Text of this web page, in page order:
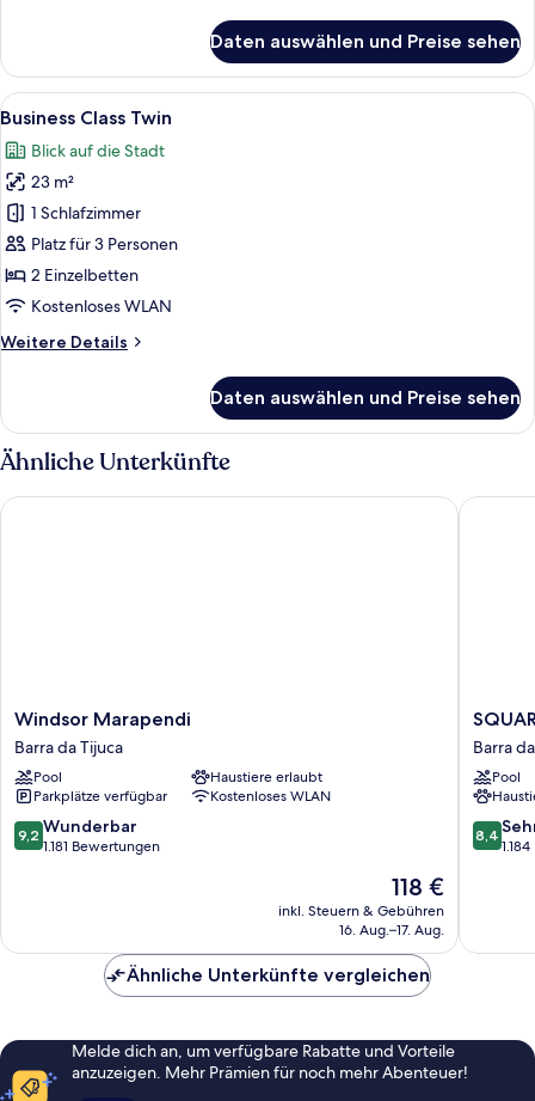
Royal
King
Daten auswählen und Preise sehen
Alle
Fotos
für
Business
Class
Twin
anzeigen
Business Class Twin | Minibar,
2
Business Class Twin
Blick auf die Stadt
23 m²
1 Schlafzimmer
Platz für 3 Personen
2 Einzelbetten
Kostenloses WLAN
Weitere Details
Weitere
Class
Twin
Daten auswählen und Preise sehen
Ähnliche Unterkünfte
Windsor
Marapendi
Barra
da
Tijuca
Windsor Marapendi
Barra da Tijuca
Pool
Haustiere erlaubt
Parkplätze verfügbar
Kostenloses WLAN
9.2
von
9,2 Wunderbar
1.181 Bewertungen
Der
Preis
beträgt
118 €
inkl. Steuern & Gebühren
16. Aug.–17. Aug.
Windsor Marapendi
DESIGN
HOTEL
Barra
da
Tijuca
Barra
Pool
8.4
von
8,4
Ähnliche Unterkünfte vergleichen
Melde dich an, um verfügbare Rabatte und Vorteile
anzuzeigen. Mehr Prämien für noch mehr Abenteuer!